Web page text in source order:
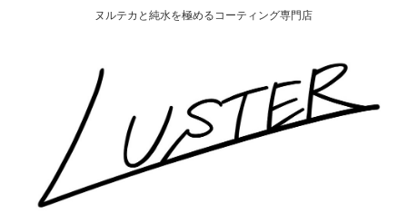
ヌルテカと純水を極めるコーティング専門店